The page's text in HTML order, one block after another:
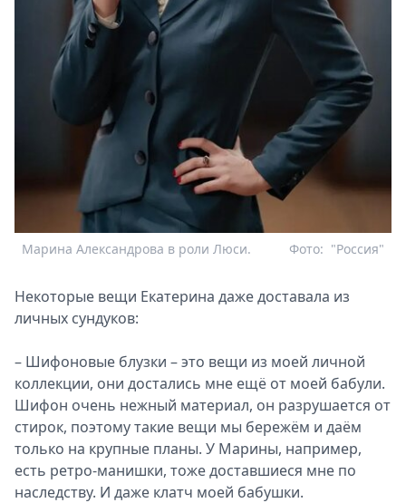
Марина Александрова в роли Люси. "Россия"
Фото:
Некоторые вещи Екатерина даже доставала из
личных сундуков:
– Шифоновые блузки – это вещи из моей личной
коллекции, они достались мне ещё от моей бабули.
Шифон очень нежный материал, он разрушается от
стирок, поэтому такие вещи мы бережём и даём
только на крупные планы. У Марины, например,
есть ретро-манишки, тоже доставшиеся мне по
наследству. И даже клатч моей бабушки.